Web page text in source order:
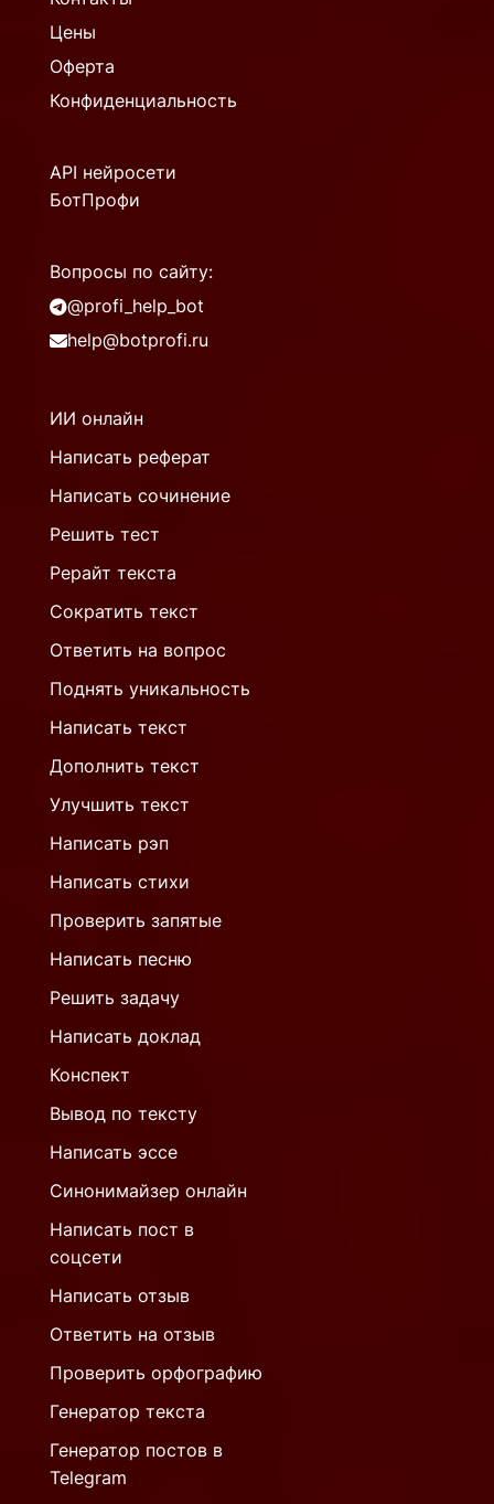
Цены
Оферта
Конфиденциальность
API нейросети
БотПрофи
Вопросы по сайту:
@profi_help_bot
help@botprofi.ru
ИИ онлайн
Написать реферат
Написать сочинение
Решить тест
Рерайт текста
Сократить текст
Ответить на вопрос
Поднять уникальность
Написать текст
Дополнить текст
Улучшить текст
Написать рэп
Написать стихи
Проверить запятые
Написать песню
Решить задачу
Написать доклад
Конспект
Вывод по тексту
Написать эссе
Синонимайзер онлайн
Написать пост в
соцсети
Написать отзыв
Ответить на отзыв
Проверить орфографию
Генератор текста
Генератор постов в
Telegram